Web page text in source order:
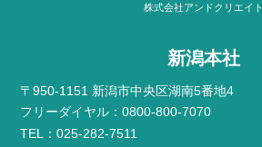
株式会社アンドクリエイト
新潟本社
〒950-1151 新潟市中央区湖南5番地4
フリーダイヤル：0800-800-7070
TEL：025-282-7511